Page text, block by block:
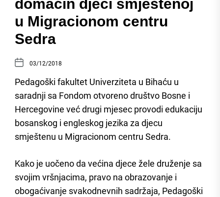
domaćin djeci smještenoj
u Migracionom centru
Sedra
03/12/2018
Pedagoški fakultet Univerziteta u Bihaću u
saradnji sa Fondom otvoreno društvo Bosne i
Hercegovine već drugi mjesec provodi edukaciju
bosanskog i engleskog jezika za djecu
smještenu u Migracionom centru Sedra.
Kako je uočeno da većina djece žele druženje sa
svojim vršnjacima, pravo na obrazovanje i
obogaćivanje svakodnevnih sadržaja, Pedagoški